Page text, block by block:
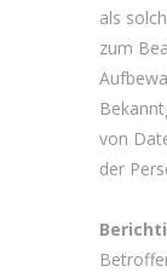
als
zum
von
der